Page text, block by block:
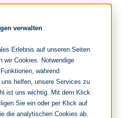
verwalten
Erlebnis auf unseren Seiten
wir Cookies. Notwendige
während
helfen, unsere Services zu
ist uns wichtig. Mit dem Klick
Sie ein oder per Klick auf
die analytischen Cookies ab.